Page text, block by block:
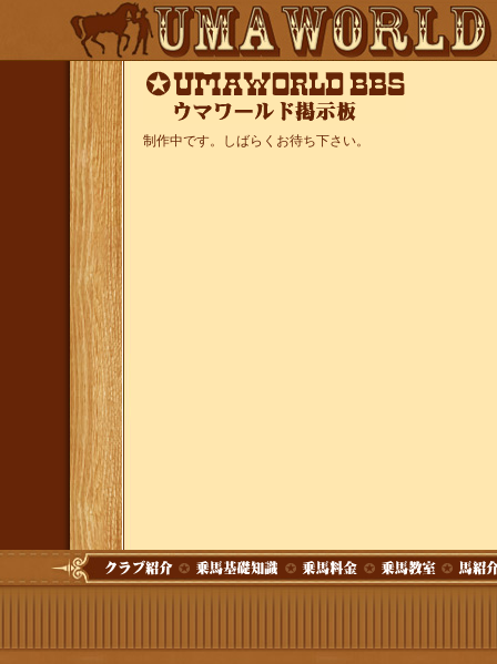
制作中です。しばらくお待ち下さい。